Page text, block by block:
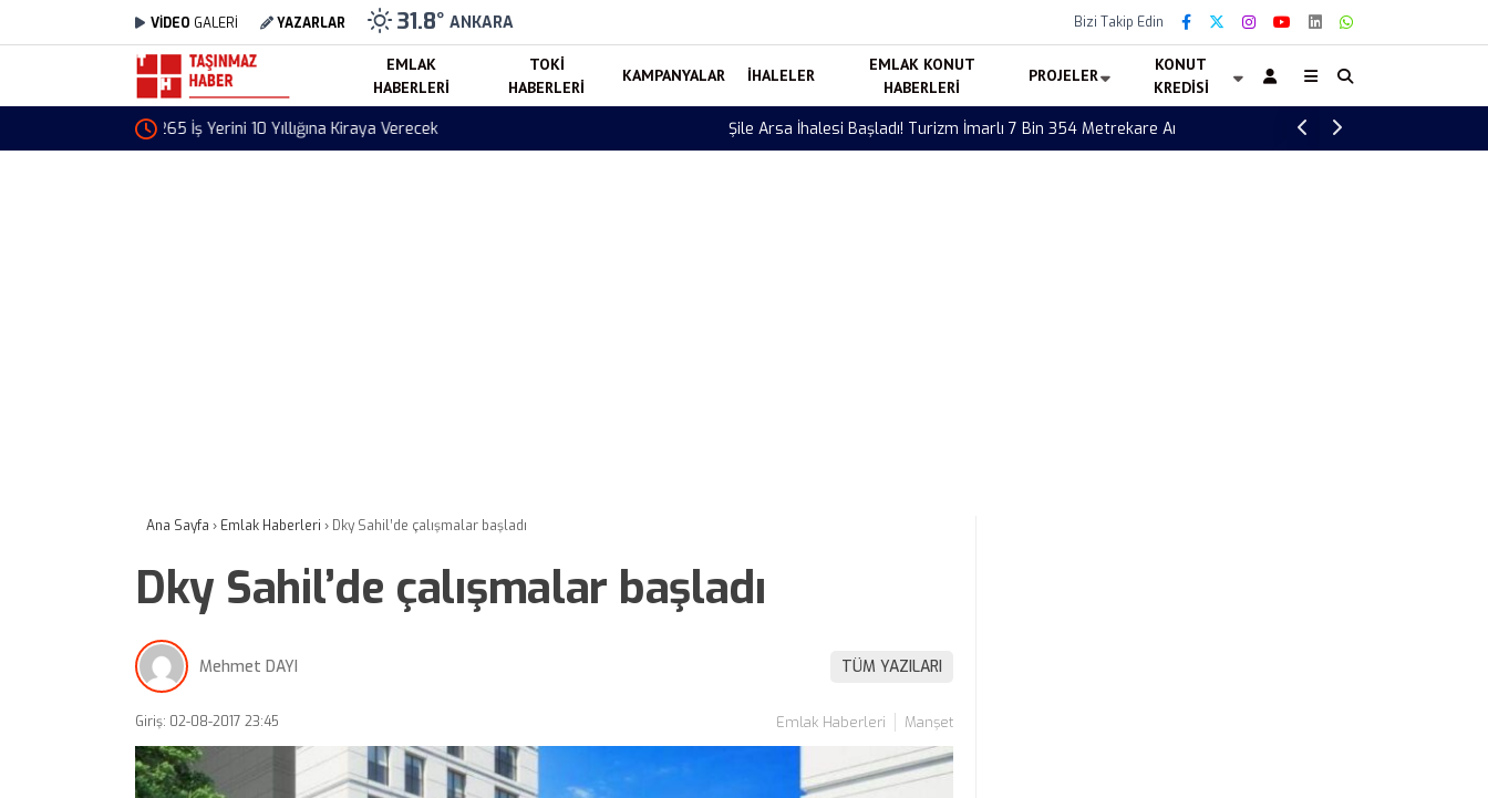
VİDEO GALERİ YAZARLAR 31.8° ANKARA Bizi Takip Edin
EMLAK
HABERLERI
TOKI
HABERLERI
KAMPANYALAR İHALELER
EMLAK KONUT
HABERLERI
PROJELER
KONUT
KREDISI
Şile Arsa İhalesi Başladı! Turizm İmarlı 7 Bin 354 Metrekare Arsa Satışa Çıkarıldı Toki 24 Yılda Kaç Konut Yaptı? Başkan
Ana Sayfa › Emlak Haberleri › Dky Sahil’de çalışmalar başladı
Dky Sahil’de çalışmalar başladı
Mehmet DAYI TÜM YAZILARI
Giriş: 02-08-2017 23:45 Emlak Haberleri Manşet